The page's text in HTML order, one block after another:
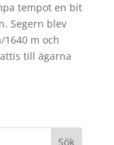
tempot en bit
Segern blev
m och
till ägarna